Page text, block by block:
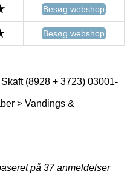
Besøg webshop
Besøg webshop
(8928 + 3723) 03001-
> Vandings &
på 37anmeldelser